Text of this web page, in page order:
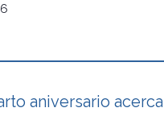
aniversario